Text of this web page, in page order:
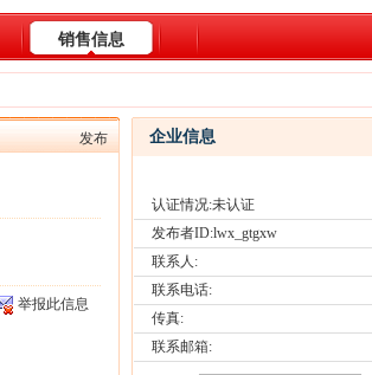
销售信息
发布
举报此信息
企业信息
认证情况:未认证
发布者ID:lwx_gtgxw
联系人:
联系电话:
传真:
联系邮箱: